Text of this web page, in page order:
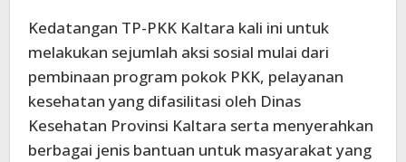
Kedatangan TP-PKK Kaltara kali ini untuk
melakukan sejumlah aksi sosial mulai dari
pembinaan program pokok PKK, pelayanan
kesehatan yang difasilitasi oleh Dinas
Kesehatan Provinsi Kaltara serta menyerahkan
berbagai jenis bantuan untuk masyarakat yang